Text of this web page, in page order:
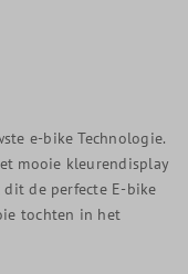
e-bike Technologie.
mooie kleurendisplay
de perfecte E-bike
tochten in het